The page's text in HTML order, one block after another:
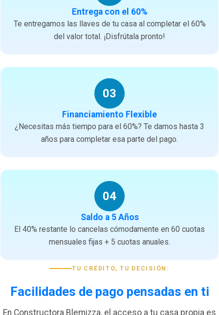
Entrega con el 60%
Te entregamos las llaves de tu casa al completar el 60%
del valor total. ¡Disfrútala pronto!
03
Financiamiento Flexible
¿Necesitas más tiempo para el 60%? Te damos hasta 3
años para completar esa parte del pago.
04
Saldo a 5 Años
El 40% restante lo cancelas cómodamente en 60 cuotas
mensuales fijas + 5 cuotas anuales.
TU CRÉDITO, TU DECISIÓN:
Facilidades de pago pensadas en ti
En Constructora Blemizza, el acceso a tu casa propia es